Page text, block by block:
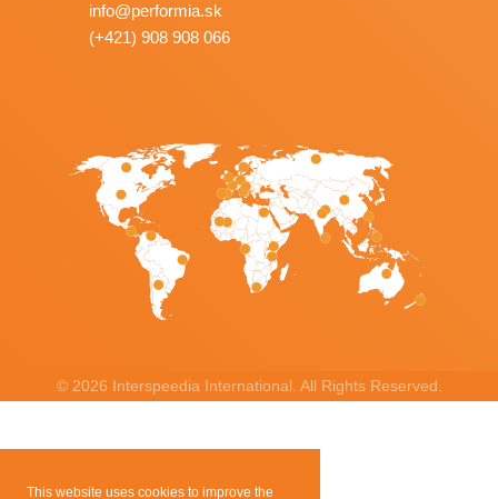
This website uses cookies to improve the
info@performia.sk
(+421) 908 908 066
©2026 Interspeedia International. All Rights Reserved.